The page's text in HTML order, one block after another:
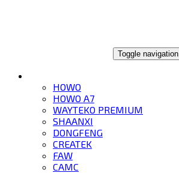
Toggle navigation
HOWO
HOWO A7
WAYTEKO PREMIUM
SHAANXI
DONGFENG
CREATEK
FAW
CAMC